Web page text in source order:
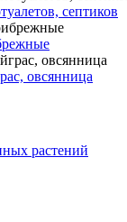
септиков
овсянница
растений